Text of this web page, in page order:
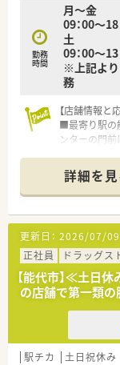
勤務
時間
月～金
09：00～18
土
09：00～13
※上記より
務
【店舗情報と
■最寄り駅の
ンターの門前
知識を習得で
■常勤薬剤師
業務を行って
【法人特徴に
■医療モール
を展開する大
■人材定着率
づくりに注力
■社長も薬剤
組織運営を
【こんな方に
■総合病院の
詳細を見
更新日： 2026/07/09
正社員
ドラッグス
【能代市】≪土日
の店舗で第一類
駅チカ 土日祝休み